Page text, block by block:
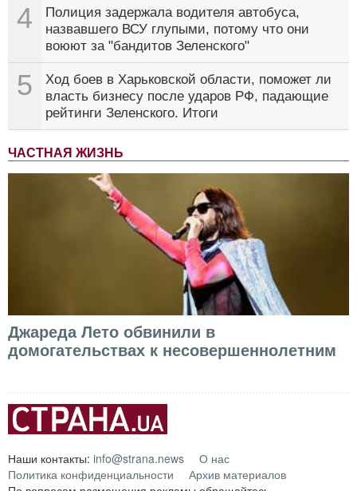
4
Полиция задержала водителя автобуса,
назвавшего ВСУ глупыми, потому что они
воюют за "бандитов Зеленского"
5
Ход боев в Харьковской области, поможет ли
власть бизнесу после ударов РФ, падающие
рейтинги Зеленского. Итоги
ЧАСТНАЯ ЖИЗНЬ
Джареда Лето обвинили в
домогательствах к несовершеннолетним
Наши контакты: info@strana.news
О нас
Политика конфиденциальности
Архив материалов